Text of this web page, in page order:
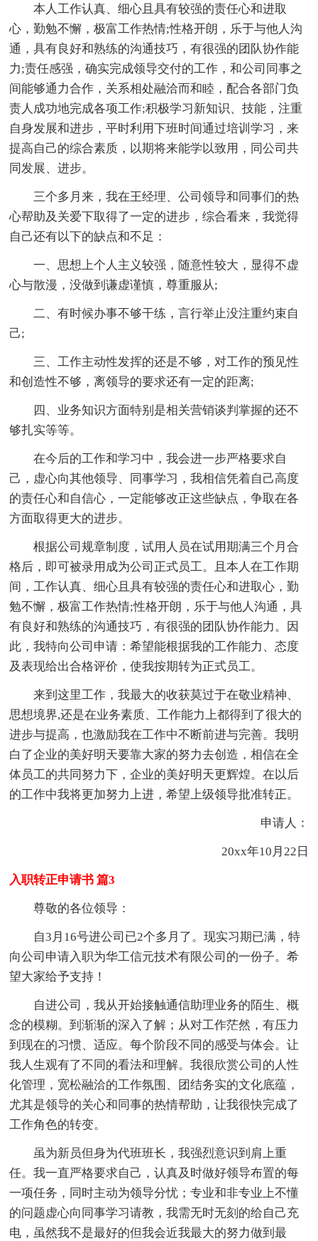
本人工作认真、细心且具有较强的责任心和进取
心，勤勉不懈，极富工作热情;性格开朗，乐于与他人沟
通，具有良好和熟练的沟通技巧，有很强的团队协作能
力;责任感强，确实完成领导交付的工作，和公司同事之
间能够通力合作，关系相处融洽而和睦，配合各部门负
责人成功地完成各项工作;积极学习新知识、技能，注重
自身发展和进步，平时利用下班时间通过培训学习，来
提高自己的综合素质，以期将来能学以致用，同公司共
同发展、进步。
三个多月来，我在王经理、公司领导和同事们的热
心帮助及关爱下取得了一定的进步，综合看来，我觉得
自己还有以下的缺点和不足：
一、思想上个人主义较强，随意性较大，显得不虚
心与散漫，没做到谦虚谨慎，尊重服从;
二、有时候办事不够干练，言行举止没注重约束自
己;
三、工作主动性发挥的还是不够，对工作的预见性
和创造性不够，离领导的要求还有一定的距离;
四、业务知识方面特别是相关营销谈判掌握的还不
够扎实等等。
在今后的工作和学习中，我会进一步严格要求自
己，虚心向其他领导、同事学习，我相信凭着自己高度
的责任心和自信心，一定能够改正这些缺点，争取在各
方面取得更大的进步。
根据公司规章制度，试用人员在试用期满三个月合
格后，即可被录用成为公司正式员工。且本人在工作期
间，工作认真、细心且具有较强的责任心和进取心，勤
勉不懈，极富工作热情;性格开朗，乐于与他人沟通，具
有良好和熟练的沟通技巧，有很强的团队协作能力。因
此，我特向公司申请：希望能根据我的工作能力、态度
及表现给出合格评价，使我按期转为正式员工。
来到这里工作，我最大的收获莫过于在敬业精神、
思想境界,还是在业务素质、工作能力上都得到了很大的
进步与提高，也激励我在工作中不断前进与完善。我明
白了企业的美好明天要靠大家的努力去创造，相信在全
体员工的共同努力下，企业的美好明天更辉煌。在以后
的工作中我将更加努力上进，希望上级领导批准转正。
申请人：
20xx年10月22日
入职转正申请书 篇3
尊敬的各位领导：
自3月16号进公司已2个多月了。现实习期已满，特
向公司申请入职为华工信元技术有限公司的一份子。希
望大家给予支持！
自进公司，我从开始接触通信助理业务的陌生、概
念的模糊。到渐渐的深入了解；从对工作茫然，有压力
到现在的习惯、适应。每个阶段不同的感受与体会。让
我人生观有了不同的看法和理解。我很欣赏公司的人性
化管理，宽松融洽的工作氛围、团结务实的文化底蕴，
尤其是领导的关心和同事的热情帮助，让我很快完成了
工作角色的转变。
虽为新员但身为代班班长，我强烈意识到肩上重
任。我一直严格要求自己，认真及时做好领导布置的每
一项任务，同时主动为领导分忧；专业和非专业上不懂
的问题虚心向同事学习请教，我需无时无刻的给自己充
电，虽然我不是最好的但我会近我最大的努力做到最